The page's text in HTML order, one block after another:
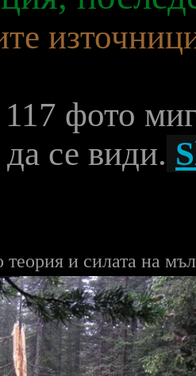
фото
се види.
теория и силата на